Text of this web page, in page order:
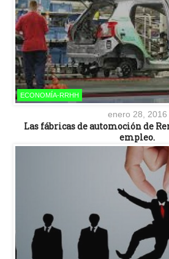
ECONOMÍA-RRHH
enero 28, 2016
Las fábricas de automoción de
empleo.